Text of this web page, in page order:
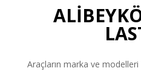
Araçların marka ve